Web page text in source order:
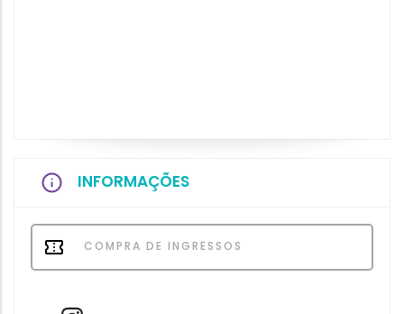
INFORMAÇÕES
COMPRA DE INGRESSOS